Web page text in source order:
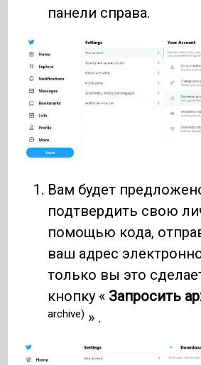
панели справа.
Вам будет
подтвердить свою
помощью кода,
ваш адрес
только вы это
кнопку « Запросить
archive) » .